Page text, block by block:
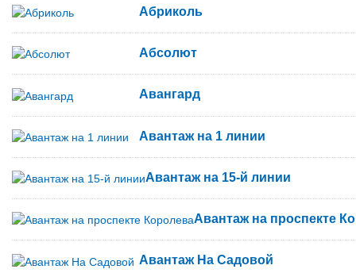
Абриколь
Абсолют
Авангард
Авантаж на 1 линии
Авантаж на 15-й линии
Авантаж на проспекте
Авантаж На Садовой